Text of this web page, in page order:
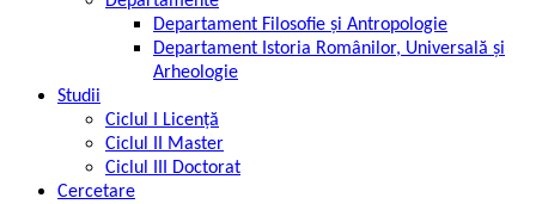
Departament Filosofie şi Antropologie
Departament Istoria Românilor, Universală şi
Arheologie
Studii
Ciclul I Licență
Ciclul II Master
Ciclul III Doctorat
Cercetare